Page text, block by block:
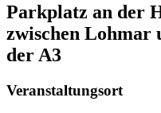
Parkplatz an der
zwischen Lohmar
der A3
Veranstaltungsort